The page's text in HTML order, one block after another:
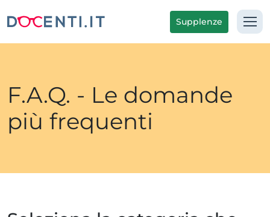
Supplenze
F.A.Q. - Le domande
più frequenti